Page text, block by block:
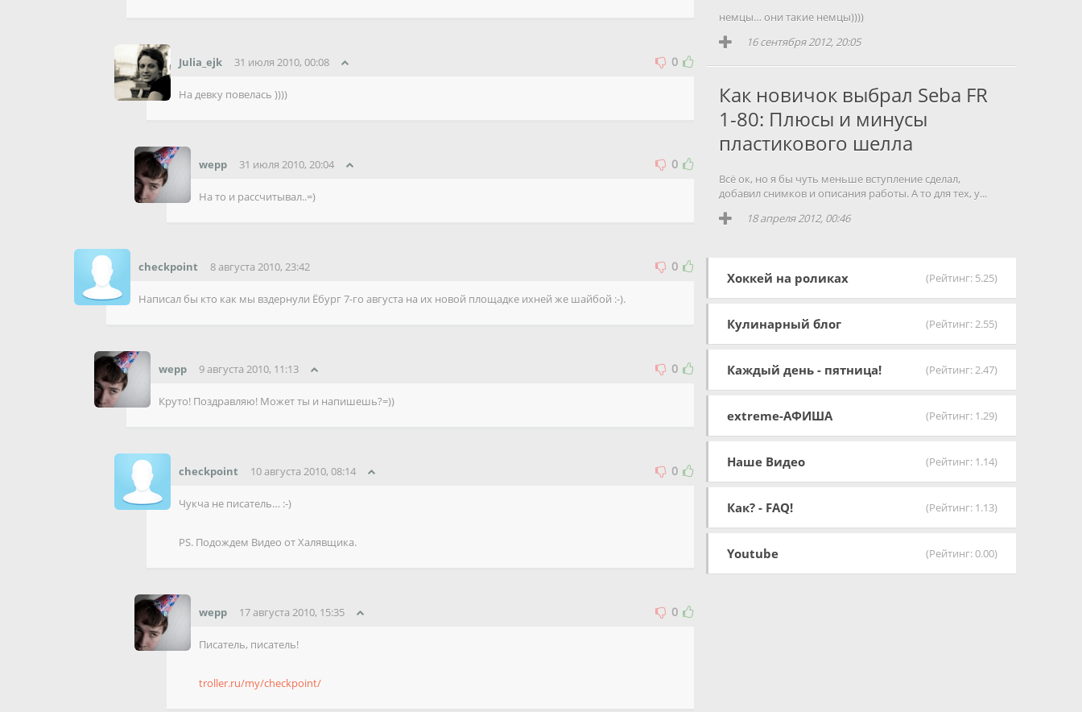
Julia_ejk 31 июля 2010, 00:08 0
На девку повелась ))))
wepp 31 июля 2010, 20:04 0
На то и рассчитывал..=)
checkpoint 8 августа 2010, 23:42 0
Написал бы кто как мы вздернули Ёбург 7-го августа на их новой площадке ихней же шайбой :-).
wepp 9 августа 2010, 11:13 0
Круто! Поздравляю! Может ты и напишешь?=))
checkpoint 10 августа 2010, 08:14 0
Чукча не писатель… :-)
PS. Подождем Видео от Халявщика.
wepp 17 августа 2010, 15:35 0
Писатель, писатель!
troller.ru/my/checkpoint/
немцы… они такие немцы))))
16 сентября 2012, 20:05
Как новичок выбрал Seba FR
1-80: Плюсы и минусы
пластикового шелла
Всё ок, но я бы чуть меньше вступление сделал,
добавил снимков и описания работы. А то для тех, у...
18 апреля 2012, 00:46
Хоккей на роликах (Рейтинг: 5.25)
Кулинарный блог (Рейтинг: 2.55)
Каждый день - пятница! (Рейтинг: 2.47)
extreme-АФИША (Рейтинг: 1.29)
Наше Видео (Рейтинг: 1.14)
Как? - FAQ! (Рейтинг: 1.13)
Youtube (Рейтинг: 0.00)